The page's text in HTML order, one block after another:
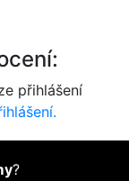
přihlášení
?